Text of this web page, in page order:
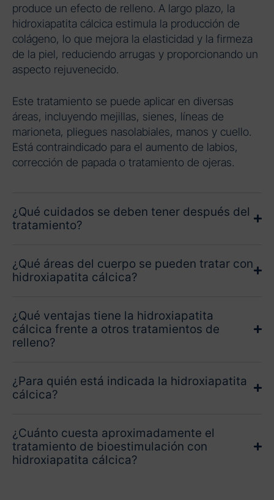
produce un efecto de relleno. A largo plazo, la
hidroxiapatita cálcica estimula la producción de
colágeno, lo que mejora la elasticidad y la firmeza
de la piel, reduciendo arrugas y proporcionando un
aspecto rejuvenecido.
Este tratamiento se puede aplicar en diversas
áreas, incluyendo mejillas, sienes, líneas de
marioneta, pliegues nasolabiales, manos y cuello.
Está contraindicado para el aumento de labios,
corrección de papada o tratamiento de ojeras.
¿Qué cuidados se deben tener después del
tratamiento?
¿Qué áreas del cuerpo se pueden tratar con
hidroxiapatita cálcica?
¿Qué ventajas tiene la hidroxiapatita
cálcica frente a otros tratamientos de
relleno?
¿Para quién está indicada la hidroxiapatita
cálcica?
¿Cuánto cuesta aproximadamente el
tratamiento de bioestimulación con
hidroxiapatita cálcica?